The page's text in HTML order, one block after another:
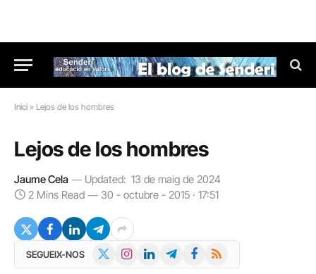
Inici » Lejos de los hombres
Lejos de los hombres
Jaume Cela Updated: 13 de maig de 2024
2 Mins Read
30 - octubre - 2015 · 17:51
SEGUEIX-NOS InstagramLinkedInTelegramFacebook
RSS